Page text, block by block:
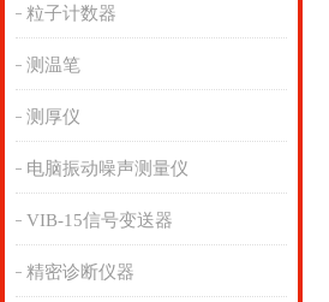
粒子计数器
测温笔
测厚仪
电脑振动噪声测量仪
VIB-15信号变送器
精密诊断仪器